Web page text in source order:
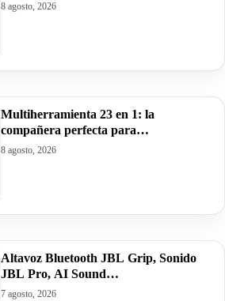
8 agosto, 2026
Multiherramienta 23 en 1: la
compañera perfecta para…
8 agosto, 2026
Altavoz Bluetooth JBL Grip, Sonido
JBL Pro, AI Sound…
7 agosto, 2026